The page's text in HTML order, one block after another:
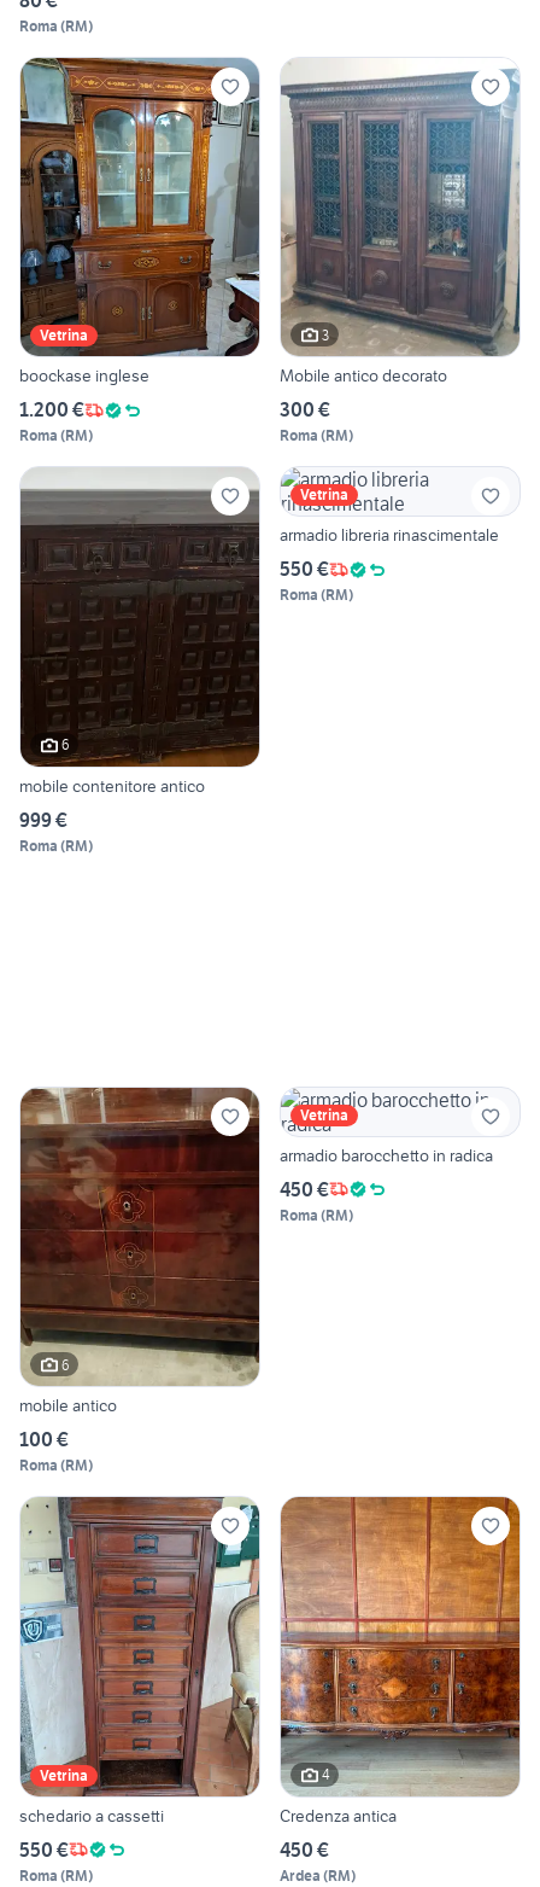
Roma (RM)
Vetrina
boockase inglese
1.200 €
Roma (RM)
3
Mobile antico decorato
300 €
Roma (RM)
6
mobile contenitore antico
999 €
Roma (RM)
Vetrina
armadio libreria rinascimentale
550 €
Roma (RM)
6
mobile antico
100 €
Roma (RM)
Vetrina
armadio barocchetto in radica
450 €
Roma (RM)
Vetrina
schedario a cassetti
550 €
Roma (RM)
4
Credenza antica
450 €
Ardea (RM)